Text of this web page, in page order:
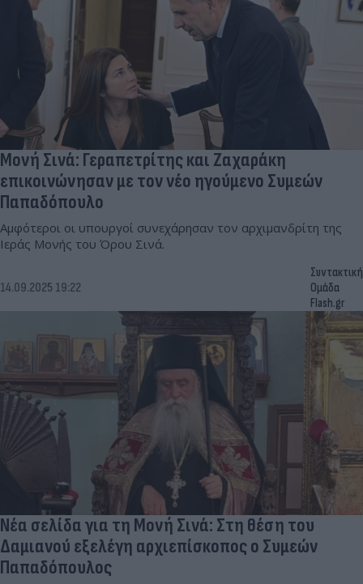
Μονή Σινά: Γεραπετρίτης και Ζαχαράκη
επικοινώνησαν με τον νέο ηγούμενο Συμεών
Παπαδόπουλο
Αμφότεροι οι υπουργοί συνεχάρησαν τον αρχιμανδρίτη της
Ιεράς Μονής του Όρου Σινά.
14.09.2025 19:22
Συντακτική
Ομάδα
Flash.gr
Νέα σελίδα για τη Μονή Σινά: Στη θέση του
Δαμιανού εξελέγη αρχιεπίσκοπος ο Συμεών
Παπαδόπουλος